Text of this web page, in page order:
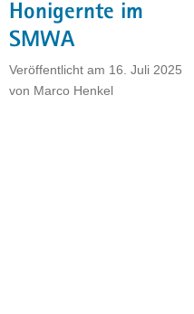
Honigernte im
SMWA
Veröffentlicht am 16. Juli 2025
von Marco Henkel